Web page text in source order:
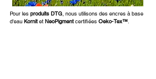
Pour les produits DTG , nous utilisons des encres à base
d'eau Kornitet NeoPigmentcertifiées Oeko-Tex™